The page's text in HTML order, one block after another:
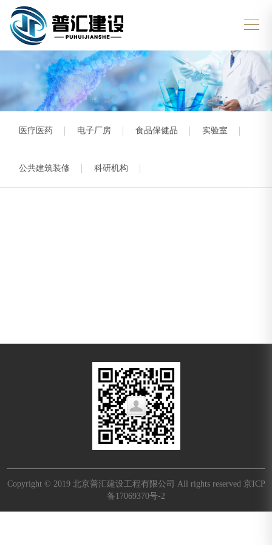
医疗医药 电子厂房 食品保健品 实验室
公共建筑装修 科研机构
Copyright © 2019 北京普汇建设工程有限公司 All rights reserved 京ICP
备17069370号-2